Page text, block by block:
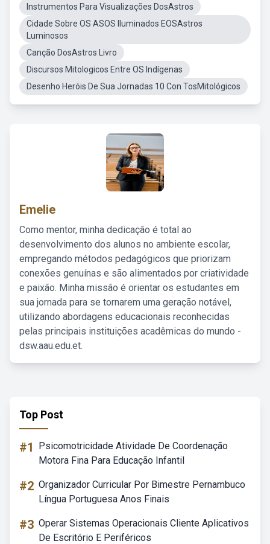
Instrumentos Para Visualizações DosAstros
Cidade Sobre OS ASOS Iluminados EOSAstros
Luminosos
Canção DosAstros Livro
Discursos Mitologicos Entre OS Indígenas
Desenho Heróis De Sua Jornadas 10 Con TosMitológicos
Emelie
Como mentor, minha dedicação é total ao
desenvolvimento dos alunos no ambiente escolar,
empregando métodos pedagógicos que priorizam
conexões genuínas e são alimentados por criatividade
e paixão. Minha missão é orientar os estudantes em
sua jornada para se tornarem uma geração notável,
utilizando abordagens educacionais reconhecidas
pelas principais instituições acadêmicas do mundo -
dsw.aau.edu.et.
Top Post
#1
Psicomotricidade Atividade De Coordenação
Motora Fina Para Educação Infantil
#2 Organizador Curricular Por Bimestre Pernambuco
Língua Portuguesa Anos Finais
#3 Operar Sistemas Operacionais Cliente Aplicativos
De Escritório E Periféricos